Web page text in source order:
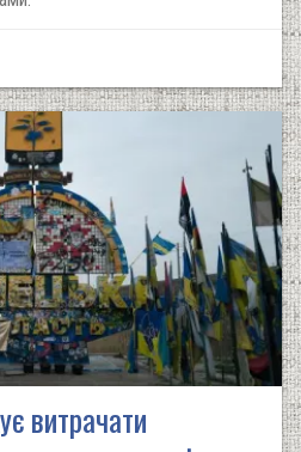
витрачати